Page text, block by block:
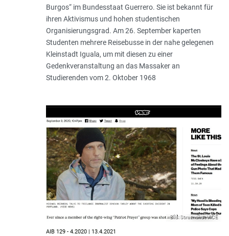
Burgos“ im Bundesstaat Guerrero. Sie ist bekannt für
ihren Aktivismus und hohen studentischen
Organisierungsgrad. Am 26. September kaperten
Studenten mehrere Reisebusse in der nahe gelegenen
Kleinstadt Iguala, um mit diesen zu einer
Gedenkveranstaltung an das Massaker an
Studierenden vom 2. Oktober 1968
Bild: Screenshot VICE
AIB 129 - 4.2020 | 13.4.2021